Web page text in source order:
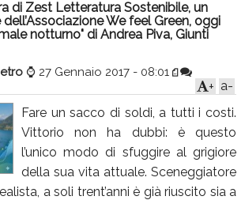
di Zest Letteratura Sostenibile, un
We feel Green, oggi
notturno" di Andrea Piva, Giunti
⌚ 27 Gennaio 2017 - 08:01
a-
+
Fare un sacco di soldi, a tutti i costi.
Vittorio non ha dubbi: è questo
l’unico modo di sfuggire al grigiore
della sua vita attuale. Sceneggiatore
a soli trent’anni è già riuscito sia a